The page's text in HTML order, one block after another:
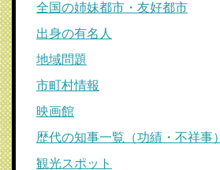
全国の姉妹都市・友好都市
出身の有名人
地域問題
市町村情報
映画館
歴代の知事一覧（功績・不祥事）
観光スポット